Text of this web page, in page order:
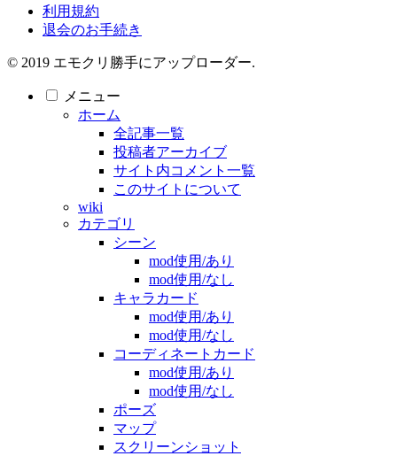
利用規約
退会のお手続き
© 2019 エモクリ勝手にアップローダー.
メニュー
ホーム
全記事一覧
投稿者アーカイブ
サイト内コメント一覧
このサイトについて
wiki
カテゴリ
シーン
mod使用/あり
mod使用/なし
キャラカード
mod使用/あり
mod使用/なし
コーディネートカード
mod使用/あり
mod使用/なし
ポーズ
マップ
スクリーンショット